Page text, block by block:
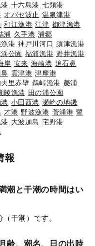
十六島港 七類港
オバセ波止 温泉津港
和江漁港 江津 御津漁港
浦 久手港 浦郷
港 神戸川河口 須津漁港
公園 福浦漁港 野井漁港
岸 安来 海崎港 追石鼻
雲津港 津摩港
里赤壁 鵜峠漁港 菱浦
陵漁港 田の浦公園
小田西港 瀬崎の地磯
才港 野波漁港 菅浦港 鷺
大波加島 宅野港
報
潮と干潮の時間はい
干潮）です。
齢、潮名、日の出時